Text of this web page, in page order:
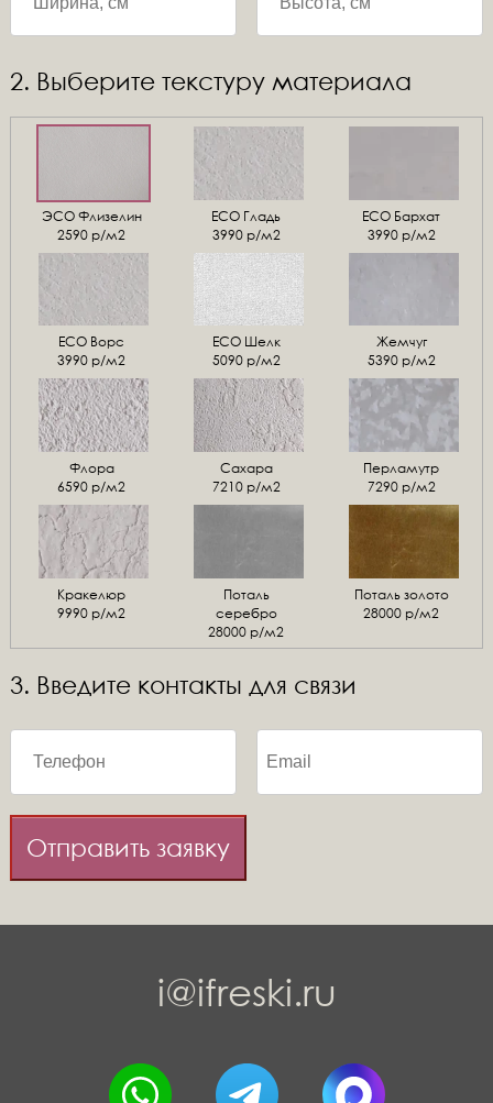
2. Выберите текстуру материала
ЭСО Флизелин
2590 р/м2
ЕСО Гладь
3990 р/м2
ECO Бархат
3990 р/м2
ЕСО Ворс
3990 р/м2
ЕСО Шелк
5090 р/м2
Жемчуг
5390 р/м2
Флора
6590 р/м2
Сахара
7210 р/м2
Перламутр
7290 р/м2
Кракелюр
9990 р/м2
Поталь
серебро
28000 р/м2
Поталь золото
28000 р/м2
3. Введите контакты для связи
Отправить заявку
i@ifreski.ru